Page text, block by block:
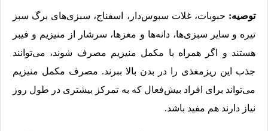
توصیه: حبوبات، غلات سبوس‌دار، اسفناج، سبزی‌های برگ سبز
تیره و سایر سبزی‌ها، دانه‌ها و مغزها، سرشار از منیزیم و فیبر
هستند و اگر همراه با مکمل منیزیم مصرف شوند، می‌توانند
جذب این ریزمغذی را در بدن بالا ببرند. مصرف مکمل منیزیم
می‌تواند برای افراد بیش‌فعال که به تمرکز بیشتری در طول روز
نیاز دارند هم مفید باشد.